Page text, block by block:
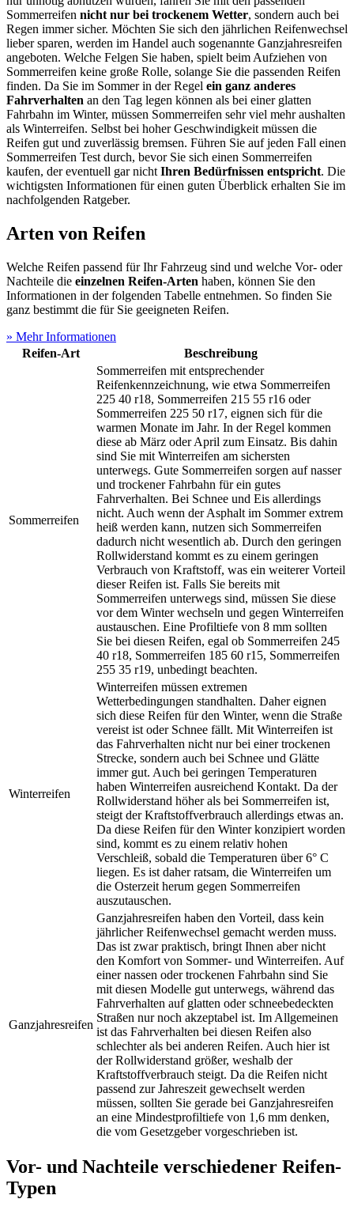
Sommerreifen nicht nur bei trockenem Wetter, sondern auch bei
Regen immer sicher. Möchten Sie sich den jährlichen Reifenwechsel
lieber sparen, werden im Handel auch sogenannte Ganzjahresreifen
angeboten. Welche Felgen Sie haben, spielt beim Aufziehen von
Sommerreifen keine große Rolle, solange Sie die passenden Reifen
finden. Da Sie im Sommer in der Regel ein ganz anderes
Fahrverhalten an den Tag legen können als bei einer glatten
Fahrbahn im Winter, müssen Sommerreifen sehr viel mehr aushalten
als Winterreifen. Selbst bei hoher Geschwindigkeit müssen die
Reifen gut und zuverlässig bremsen. Führen Sie auf jeden Fall einen
Sommerreifen Test durch, bevor Sie sich einen Sommerreifen
kaufen, der eventuell gar nicht Ihren Bedürfnissen entspricht. Die
wichtigsten Informationen für einen guten Überblick erhalten Sie im
nachfolgenden Ratgeber.
Arten von Reifen
Welche Reifen passend für Ihr Fahrzeug sind und welche Vor- oder
Nachteile die einzelnen Reifen-Arten haben, können Sie den
Informationen in der folgenden Tabelle entnehmen. So finden Sie
ganz bestimmt die für Sie geeigneten Reifen.
» Mehr Informationen
Reifen-Art
Beschreibung
Sommerreifen
Sommerreifen mit entsprechender
Reifenkennzeichnung, wie etwa Sommerreifen
225 40 r18, Sommerreifen 215 55 r16 oder
Sommerreifen 225 50 r17, eignen sich für die
warmen Monate im Jahr. In der Regel kommen
diese ab März oder April zum Einsatz. Bis dahin
sind Sie mit Winterreifen am sichersten
unterwegs. Gute Sommerreifen sorgen auf nasser
und trockener Fahrbahn für ein gutes
Fahrverhalten. Bei Schnee und Eis allerdings
nicht. Auch wenn der Asphalt im Sommer extrem
heiß werden kann, nutzen sich Sommerreifen
dadurch nicht wesentlich ab. Durch den geringen
Rollwiderstand kommt es zu einem geringen
Verbrauch von Kraftstoff, was ein weiterer Vorteil
dieser Reifen ist. Falls Sie bereits mit
Sommerreifen unterwegs sind, müssen Sie diese
vor dem Winter wechseln und gegen Winterreifen
austauschen. Eine Profiltiefe von 8 mm sollten
Sie bei diesen Reifen, egal ob Sommerreifen 245
40 r18, Sommerreifen 185 60 r15, Sommerreifen
255 35 r19, unbedingt beachten.
Winterreifen
Winterreifen müssen extremen
Wetterbedingungen standhalten. Daher eignen
sich diese Reifen für den Winter, wenn die Straße
vereist ist oder Schnee fällt. Mit Winterreifen ist
das Fahrverhalten nicht nur bei einer trockenen
Strecke, sondern auch bei Schnee und Glätte
immer gut. Auch bei geringen Temperaturen
haben Winterreifen ausreichend Kontakt. Da der
Rollwiderstand höher als bei Sommerreifen ist,
steigt der Kraftstoffverbrauch allerdings etwas an.
Da diese Reifen für den Winter konzipiert worden
sind, kommt es zu einem relativ hohen
Verschleiß, sobald die Temperaturen über 6° C
liegen. Es ist daher ratsam, die Winterreifen um
die Osterzeit herum gegen Sommerreifen
auszutauschen.
Ganzjahresreifen
Ganzjahresreifen haben den Vorteil, dass kein
jährlicher Reifenwechsel gemacht werden muss.
Das ist zwar praktisch, bringt Ihnen aber nicht
den Komfort von Sommer- und Winterreifen. Auf
einer nassen oder trockenen Fahrbahn sind Sie
mit diesen Modelle gut unterwegs, während das
Fahrverhalten auf glatten oder schneebedeckten
Straßen nur noch akzeptabel ist. Im Allgemeinen
ist das Fahrverhalten bei diesen Reifen also
schlechter als bei anderen Reifen. Auch hier ist
der Rollwiderstand größer, weshalb der
Kraftstoffverbrauch steigt. Da die Reifen nicht
passend zur Jahreszeit gewechselt werden
müssen, sollten Sie gerade bei Ganzjahresreifen
an eine Mindestprofiltiefe von 1,6 mm denken,
die vom Gesetzgeber vorgeschrieben ist.
Vor- und Nachteile verschiedener Reifen-
Typen